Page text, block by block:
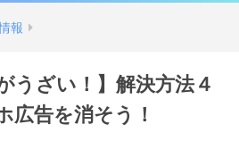
報
うざい！】解決方法４
広告を消そう！